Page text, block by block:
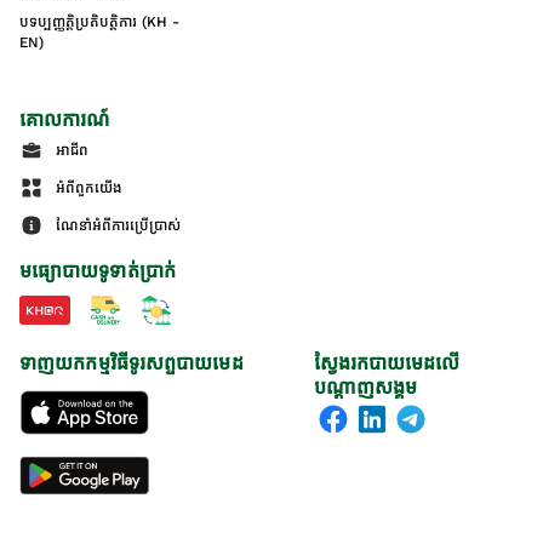
បទប្បញ្ញត្តិប្រតិបត្តិការ (KH -
EN)
គោលការណ៍
អាជីព
អំពីពួកយើង
ណែនាំអំពីការប្រើប្រាស់
មធ្យោបាយទូទាត់ប្រាក់
ស្វែងរកបាយមេដលើ
បណ្តាញសង្គម
ទាញយកកម្មវិធីទូរសព្ទបាយមេដ